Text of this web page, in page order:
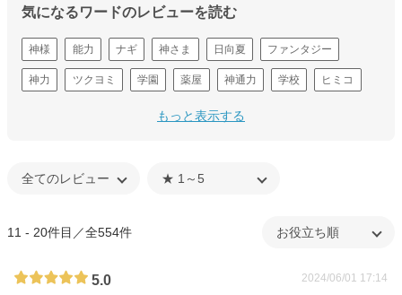
気になるワードのレビューを読む
神様 能力 ナギ 神さま 日向夏 ファンタジー
神力 ツクヨミ 学園 薬屋 神通力 学校 ヒミコ
もっと表示する
11 - 20件目／全554件
5.0 2024/06/01 17:14